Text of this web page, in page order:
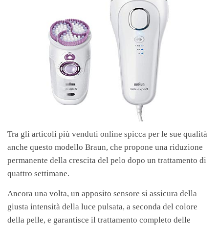
Tra gli articoli più venduti online spicca per le sue qualità
anche questo modello Braun, che propone una riduzione
permanente della crescita del pelo dopo un trattamento di
quattro settimane.
Ancora una volta, un apposito sensore si assicura della
giusta intensità della luce pulsata, a seconda del colore
della pelle, e garantisce il trattamento completo delle